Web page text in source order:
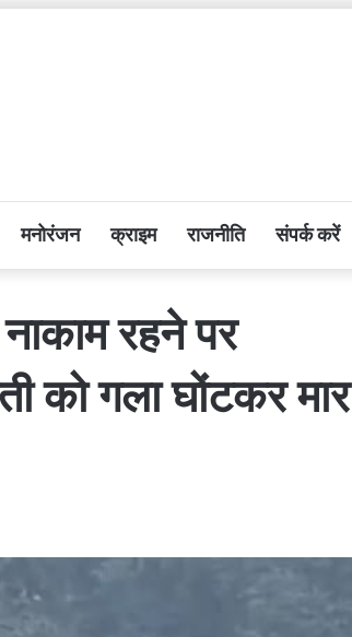
मनोरंजन क्राइम राजनीति संपर्क करें
रहने पर
को गला घोंटकर मार